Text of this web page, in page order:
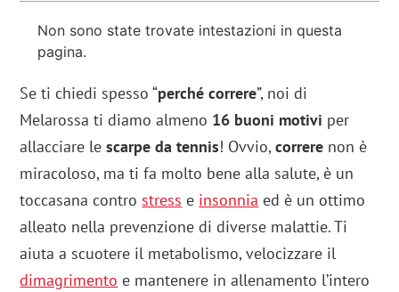
Non sono state trovate intestazioni in questa
pagina.
Se ti chiedi spesso “perché correre”, noi di
Melarossa ti diamo almeno 16 buoni motivi per
allacciare lescarpe da tennis! Ovvio,correre non è
miracoloso, ma ti fa molto bene alla salute, è un
toccasana contro stress e insonnia ed è un ottimo
alleato nella prevenzione di diverse malattie. Ti
aiuta a scuotere il metabolismo, velocizzare il
dimagrimento e mantenere in allenamento l’intero